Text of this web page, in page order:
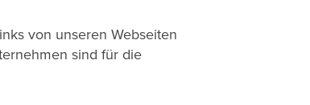
von unseren Webseiten
sind für die